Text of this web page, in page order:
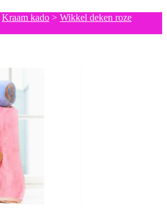
Kraam kado > Wikkel deken roze